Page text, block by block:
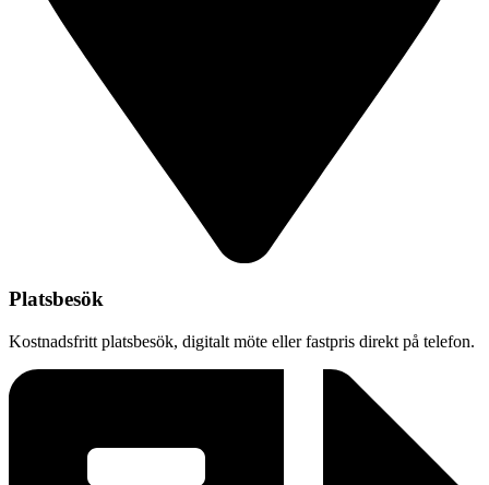
Platsbesök
Kostnadsfritt platsbesök, digitalt möte eller fastpris direkt på telefon.